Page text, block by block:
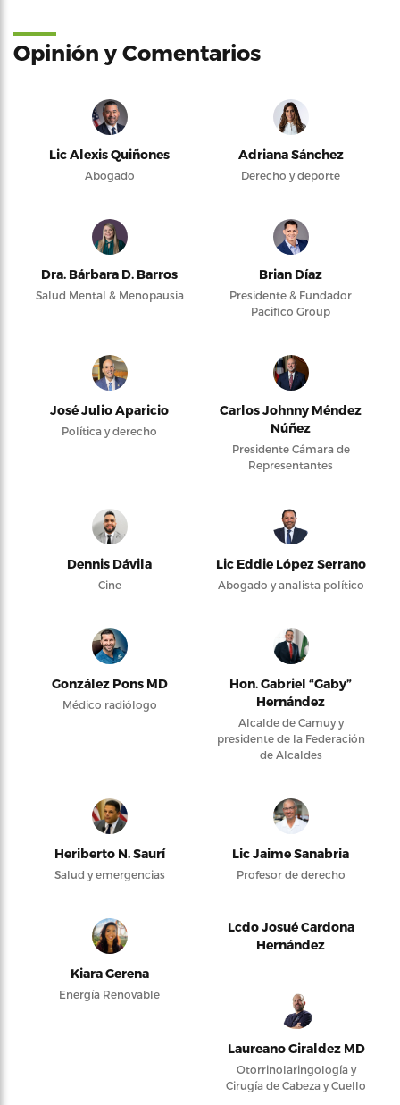
Opinión y Comentarios
Lic Alexis Quiñones
Abogado
Adriana Sánchez
Derecho y deporte
Dra. Bárbara D. Barros
Salud Mental & Menopausia
Brian Díaz
Presidente & Fundador
Pacifico Group
José Julio Aparicio
Política y derecho
Carlos Johnny Méndez
Núñez
Presidente Cámara de
Representantes
Dennis Dávila
Cine
Lic Eddie López Serrano
Abogado y analista político
González Pons MD
Médico radiólogo
Hon. Gabriel “Gaby”
Hernández
Alcalde de Camuy y
presidente de la Federación
de Alcaldes
Heriberto N. Saurí
Salud y emergencias
Lic Jaime Sanabria
Profesor de derecho
Kiara Gerena
Energía Renovable
Lcdo Josué Cardona
Hernández
Laureano Giraldez MD
Otorrinolaringología y
Cirugía de Cabeza y Cuello